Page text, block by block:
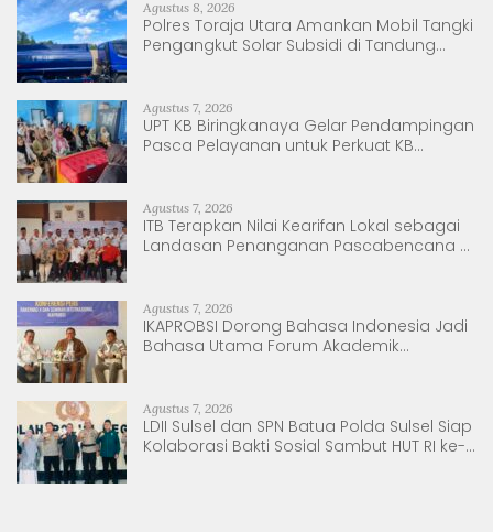
Agustus 8, 2026
Polres Toraja Utara Amankan Mobil Tangki
Pengangkut Solar Subsidi di Tandung
Agustus 7, 2026
UPT KB Biringkanaya Gelar Pendampingan
Pasca Pelayanan untuk Perkuat KB
Agustus 7, 2026
ITB Terapkan Nilai Kearifan Lokal sebagai
Landasan Penanganan Pascabencana di
Agustus 7, 2026
IKAPROBSI Dorong Bahasa Indonesia Jadi
Bahasa Utama Forum Akademik
Agustus 7, 2026
LDII Sulsel dan SPN Batua Polda Sulsel Siap
Kolaborasi Bakti Sosial Sambut HUT RI ke-